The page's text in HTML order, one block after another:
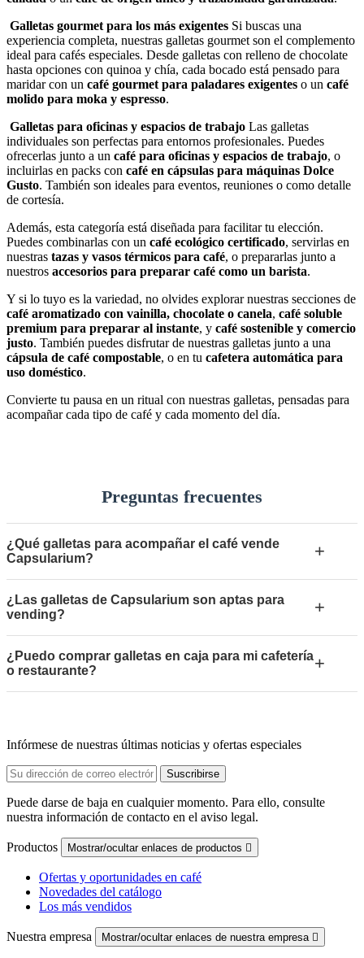
Galletas gourmet para los más exigentes Si buscas una
experiencia completa, nuestras galletas gourmet son el complemento
ideal para cafés especiales. Desde galletas con relleno de chocolate
hasta opciones con quinoa y chía, cada bocado está pensado para
maridar con un café gourmet para paladares exigentes o un café
molido para moka y espresso.
Galletas para oficinas y espacios de trabajo Las galletas
individuales son perfectas para entornos profesionales. Puedes
ofrecerlas junto a un café para oficinas y espacios de trabajo, o
incluirlas en packs con café en cápsulas para máquinas Dolce
Gusto. También son ideales para eventos, reuniones o como detalle
de cortesía.
Además, esta categoría está diseñada para facilitar tu elección.
Puedes combinarlas con un café ecológico certificado, servirlas en
nuestras tazas y vasos térmicos para café, o prepararlas junto a
nuestros accesorios para preparar café como un barista.
Y si lo tuyo es la variedad, no olvides explorar nuestras secciones de
café aromatizado con vainilla, chocolate o canela, café soluble
premium para preparar al instante, y café sostenible y comercio
justo. También puedes disfrutar de nuestras galletas junto a una
cápsula de café compostable, o en tu cafetera automática para
uso doméstico.
Convierte tu pausa en un ritual con nuestras galletas, pensadas para
acompañar cada tipo de café y cada momento del día.
Preguntas frecuentes
¿Qué galletas para acompañar el café vende
Capsularium?
+
¿Las galletas de Capsularium son aptas para
vending?
+
¿Puedo comprar galletas en caja para mi cafetería
o restaurante?
+
Infórmese de nuestras últimas noticias y ofertas especiales
Puede darse de baja en cualquier momento. Para ello, consulte
nuestra información de contacto en el aviso legal.
Productos Mostrar/ocultar enlaces de productos 
Ofertas y oportunidades en café
Novedades del catálogo
Los más vendidos
Nuestra empresa Mostrar/ocultar enlaces de nuestra empresa 